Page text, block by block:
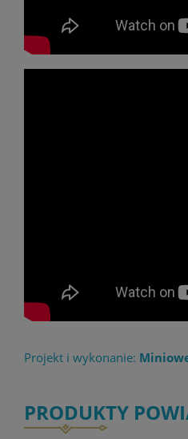
Projekt i wykonanie:
PRODUKTY